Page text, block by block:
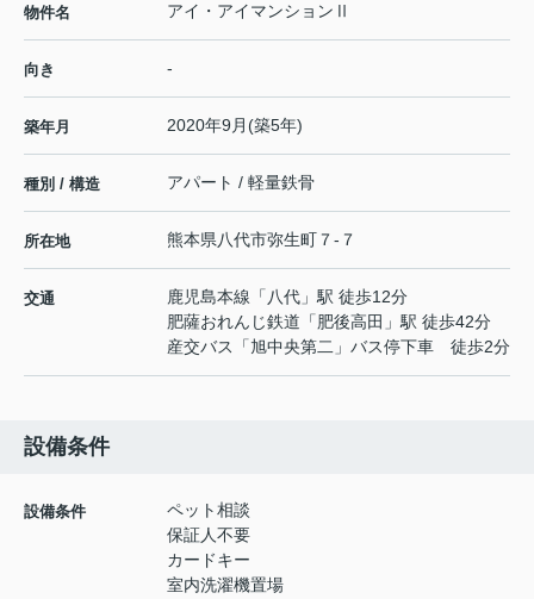
物件名 アイ・アイマンションⅡ
向き -
築年月 2020年9月(築5年)
種別 / 構造 アパート / 軽量鉄骨
所在地 熊本県八代市弥生町 ７-７
交通 鹿児島本線 「 八代 」駅 徒歩12分
肥薩おれんじ鉄道 「肥後高田 」駅 徒歩42分
産交バス「旭中央第二」バス停下車 徒歩2分
設備条件
設備条件
ペット相談
保証人不要
カードキー
室内洗濯機置場